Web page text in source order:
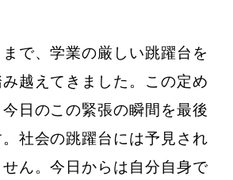
まで、学業の厳しい跳躍台を
越えてきました。この定め
日のこの緊張の瞬間を最後
社会の跳躍台には予見され
ん。今日からは自分自身で